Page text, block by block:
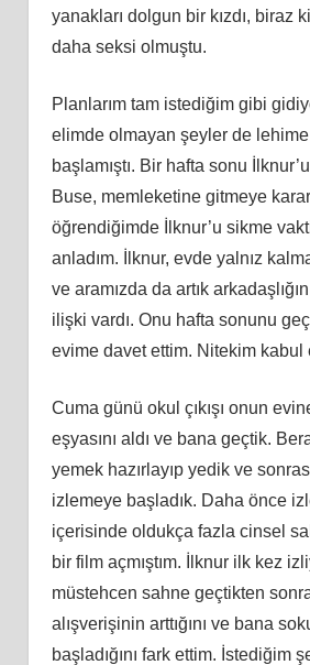
yanakları dolgun bir kızdı, biraz
daha seksi olmuştu.
Planlarım tam istediğim gibi
elimde olmayan şeyler de
başlamıştı. Bir hafta sonu
Buse, memleketine gitmeye
öğrendiğimde İlknur’u sikme
anladım. İlknur, evde yalnız
ve aramızda da artık
ilişki vardı. Onu hafta sonunu
evime davet ettim. Nitekim kabul
Cuma günü okul çıkışı onun
eşyasını aldı ve bana geçtik.
yemek hazırlayıp yedik ve
izlemeye başladık. Daha önce
içerisinde oldukça fazla cinsel
bir film açmıştım. İlknur ilk kez
müstehcen sahne geçtikten
alışverişinin arttığını ve bana
başladığını fark ettim. İstediğim